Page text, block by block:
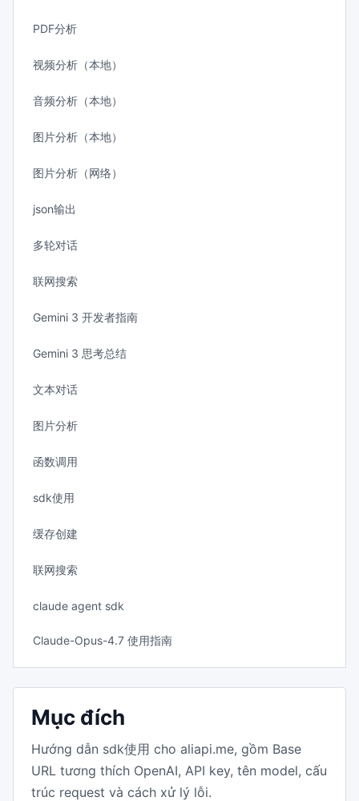
PDF分析
视频分析（本地）
音频分析（本地）
图片分析（本地）
图片分析（网络）
json输出
多轮对话
联网搜索
Gemini 3 开发者指南
Gemini 3 思考总结
文本对话
图片分析
函数调用
sdk使用
缓存创建
联网搜索
claude agent sdk
Claude-Opus-4.7 使用指南
Mục đích
Hướng dẫn sdk使用 cho aliapi.me, gồm Base
URL tương thích OpenAI, API key, tên model, cấu
trúc request và cách xử lý lỗi.